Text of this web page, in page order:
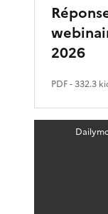
2026
PDF- 332.3